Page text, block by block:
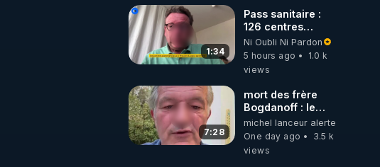
1:34
Pass sanitaire :
126 centres
commerciaux
concernés par
l'obligation dans
Ni Oubli Ni Pardon
5 hours ago
1.0 k
views
7:28
mort des frère
Bogdanoff : le
mensonge d état
michel lanceur alerte
One day ago
3.5 k
views